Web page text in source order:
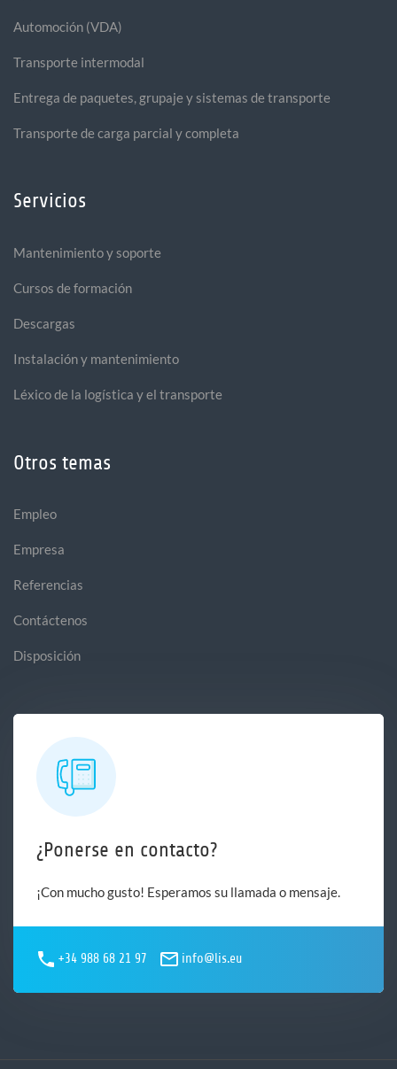
Automoción (VDA)
Transporte intermodal
Entrega de paquetes, grupaje y sistemas de transporte
Transporte de carga parcial y completa
Servicios
Mantenimiento y soporte
Cursos de formación
Descargas
Instalación y mantenimiento
Léxico de la logística y el transporte
Otros temas
Empleo
Empresa
Referencias
Contáctenos
Disposición
¿Ponerse en contacto?
¡Con mucho gusto! Esperamos su llamada o mensaje.
+34 988 68 21 97 info@lis.eu